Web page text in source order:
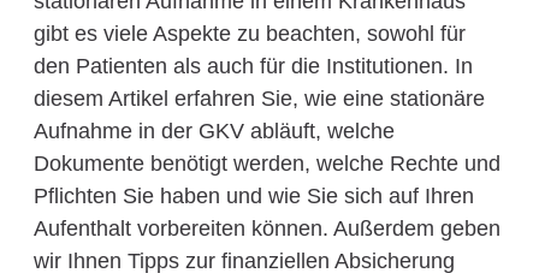
gibt es viele Aspekte zu beachten, sowohl für
den Patienten als auch für die Institutionen. In
diesem Artikel erfahren Sie, wie eine stationäre
Aufnahme in der GKV abläuft, welche
Dokumente benötigt werden, welche Rechte und
Pflichten Sie haben und wie Sie sich auf Ihren
Aufenthalt vorbereiten können. Außerdem geben
wir Ihnen Tipps zur finanziellen Absicherung